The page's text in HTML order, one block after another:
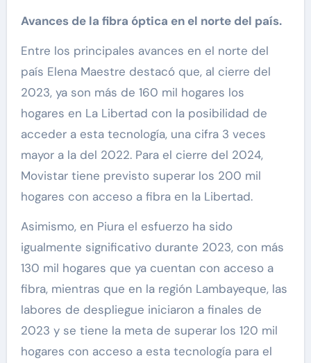
Avances de la fibra óptica en el norte del país.
Entre los principales avances en el norte del
país Elena Maestre destacó que, al cierre del
2023, ya son más de 160 mil hogares los
hogares en La Libertad con la posibilidad de
acceder a esta tecnología, una cifra 3 veces
mayor a la del 2022. Para el cierre del 2024,
Movistar tiene previsto superar los 200 mil
hogares con acceso a fibra en la Libertad.
Asimismo, en Piura el esfuerzo ha sido
igualmente significativo durante 2023, con más
130 mil hogares que ya cuentan con acceso a
fibra, mientras que en la región Lambayeque, las
labores de despliegue iniciaron a finales de
2023 y se tiene la meta de superar los 120 mil
hogares con acceso a esta tecnología para el